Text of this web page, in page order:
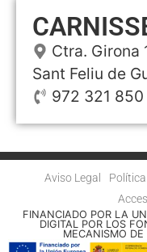
Ctra. Girona
Sant Feliu de
972 321 850
Aviso Legal
FINANCIADO POR LA
DIGITAL POR LOS
MECANISMO DE